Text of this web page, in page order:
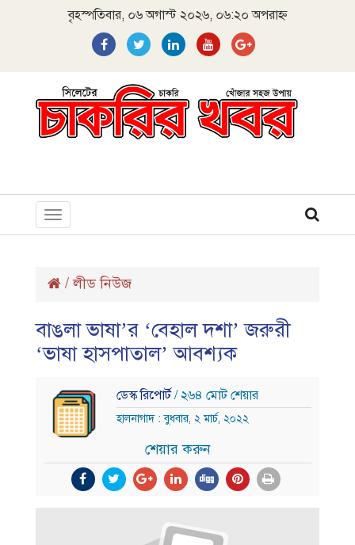
বৃহস্পতিবার, ০৬ অগাস্ট ২০২৬, ০৬:২০ অপরাহ্ন
Toggle
navigation
/লীড নিউজ
বাঙলা ভাষা’র ‘বেহাল দশা’ জরুরী
‘ভাষা হাসপাতাল’ আবশ্যক
ডেস্ক রিপোর্ট/ ২৬৪ মোট শেয়ার
হালনাগাদ : বুধবার, ২ মার্চ, ২০২২
শেয়ার করুন